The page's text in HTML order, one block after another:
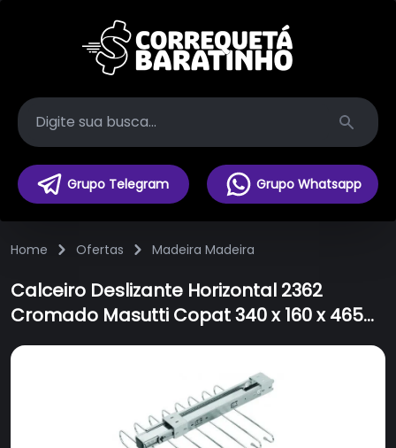
Search
Grupo Telegram Grupo Whatsapp
Home Ofertas Madeira Madeira
Calceiro Deslizante Horizontal 2362
Cromado Masutti Copat 340 x 160 x 465
mm